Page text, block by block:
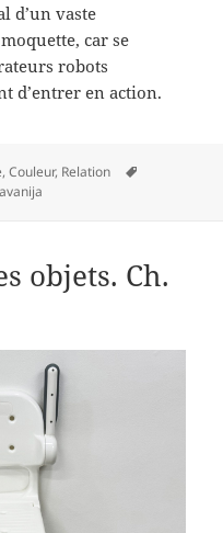
d’un vaste
car se
robots
d’entrer en action.
,Couleur, Relation
objets. Ch.